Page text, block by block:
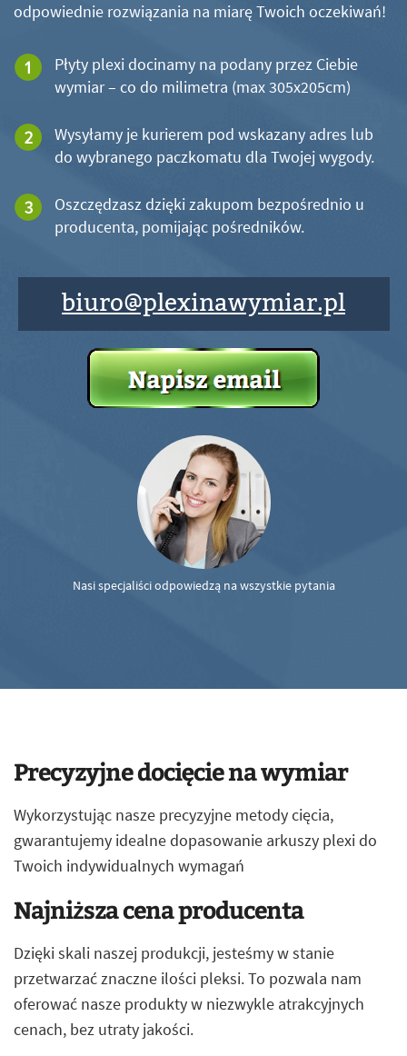
odpowiednie rozwiązania na miarę Twoich oczekiwań!
Płyty plexi docinamy na podany przez Ciebie
wymiar – co do milimetra (max 305x205cm)
Wysyłamy je kurierem pod wskazany adres lub
do wybranego paczkomatu dla Twojej wygody.
Oszczędzasz dzięki zakupom bezpośrednio u
producenta, pomijając pośredników.
biuro@plexinawymiar.pl
Nasi specjaliści odpowiedzą na wszystkie pytania
Precyzyjne docięcie na wymiar
Wykorzystując nasze precyzyjne metody cięcia,
gwarantujemy idealne dopasowanie arkuszy plexi do
Twoich indywidualnych wymagań
Najniższa cena producenta
Dzięki skali naszej produkcji, jesteśmy w stanie
przetwarzać znaczne ilości pleksi. To pozwala nam
oferować nasze produkty w niezwykle atrakcyjnych
cenach, bez utraty jakości.